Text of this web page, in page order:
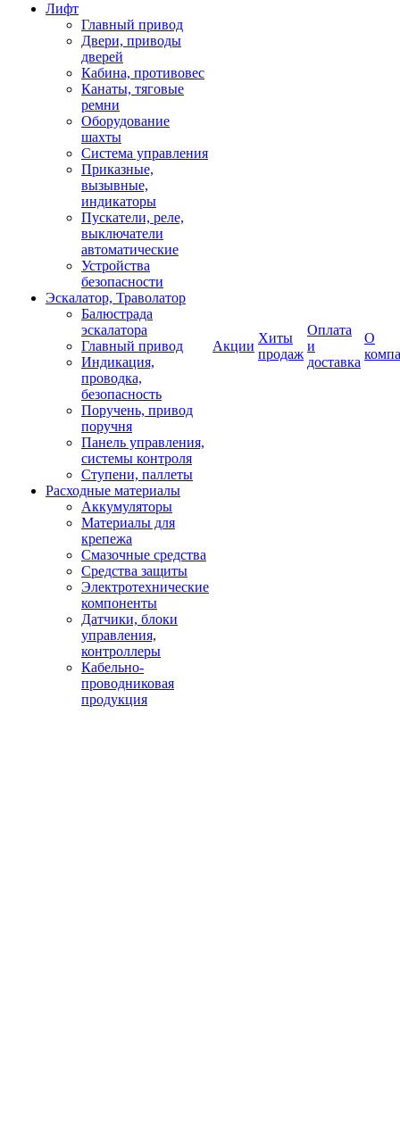
Лифт
Главный привод
Двери, приводы
дверей
Кабина, противовес
Канаты, тяговые
ремни
Оборудование
шахты
Система управления
Приказные,
вызывные,
индикаторы
Пускатели, реле,
выключатели
автоматические
Устройства
безопасности
Эскалатор, Траволатор
Балюстрада
эскалатора
Главный привод
Индикация,
проводка,
безопасность
Поручень, привод
поручня
Панель управления,
системы контроля
Ступени, паллеты
Расходные материалы
Аккумуляторы
Материалы для
крепежа
Смазочные средства
Средства защиты
Электротехнические
компоненты
Датчики, блоки
управления,
контроллеры
Кабельно-
проводниковая
продукция
Акции
Хиты
продаж
Оплата
и
доставка
О